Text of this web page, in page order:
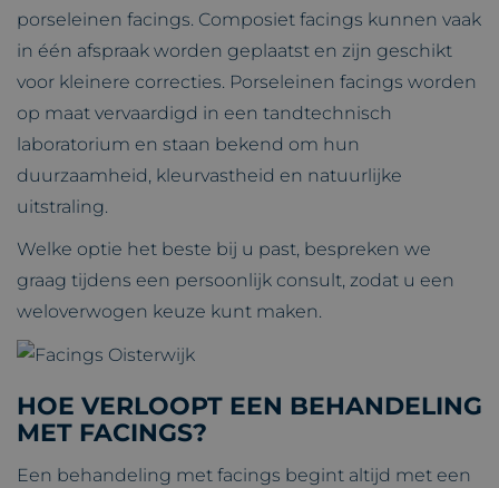
porseleinen facings. Composiet facings kunnen vaak
in één afspraak worden geplaatst en zijn geschikt
voor kleinere correcties. Porseleinen facings worden
op maat vervaardigd in een tandtechnisch
laboratorium en staan bekend om hun
duurzaamheid, kleurvastheid en natuurlijke
uitstraling.
Welke optie het beste bij u past, bespreken we
graag tijdens een persoonlijk consult, zodat u een
weloverwogen keuze kunt maken.
HOE VERLOOPT EEN BEHANDELING
MET FACINGS?
Een behandeling met facings begint altijd met een